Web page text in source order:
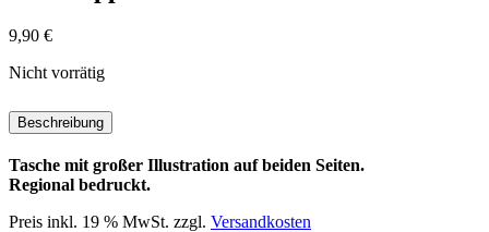
9,90 €
Nicht vorrätig
Beschreibung
Tasche mit großer Illustration auf beiden Seiten.
Regional bedruckt.
Preis inkl. 19 % MwSt. zzgl. Versandkosten